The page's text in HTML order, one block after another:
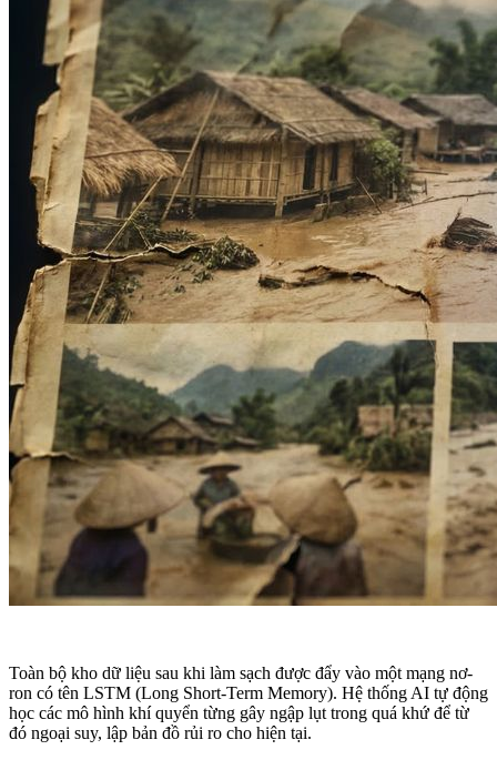
Toàn bộ kho dữ liệu sau khi làm sạch được đẩy vào một mạng nơ-
ron có tên LSTM (Long Short-Term Memory). Hệ thống AI tự động
học các mô hình khí quyển từng gây ngập lụt trong quá khứ để từ
đó ngoại suy, lập bản đồ rủi ro cho hiện tại.